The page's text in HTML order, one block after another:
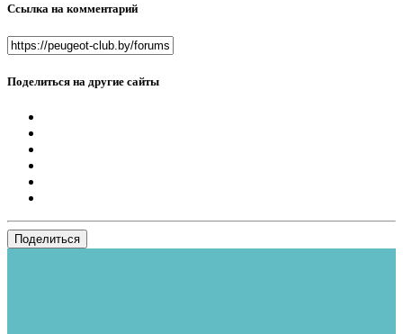
Ссылка на комментарий
Поделиться на другие сайты
Поделиться